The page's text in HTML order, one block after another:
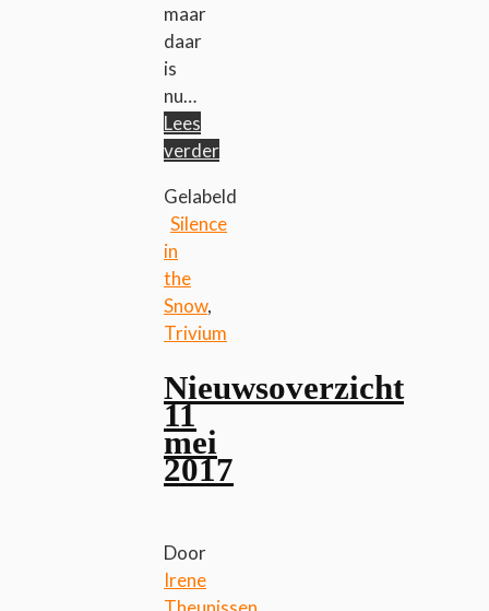
maar
daar
is
nu…
Lees
verder
Gelabeld
Silence
in
the
Snow,
Trivium
Nieuwsoverzicht
11
mei
2017
Door
Irene